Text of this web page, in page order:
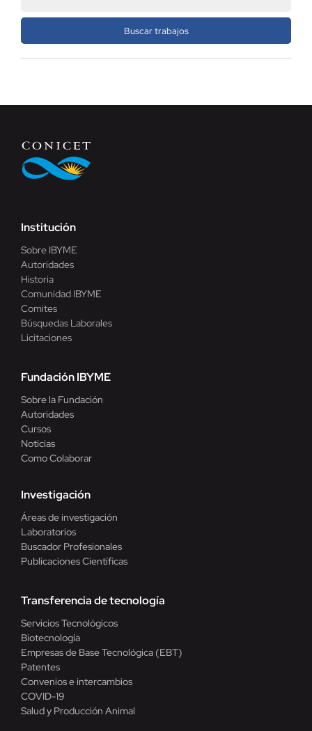
Institución
Sobre IBYME
Autoridades
Historia
Comunidad IBYME
Comites
Búsquedas Laborales
Licitaciones
Fundación IBYME
Sobre la Fundación
Autoridades
Cursos
Noticias
Como Colaborar
Investigación
Áreas de investigación
Laboratorios
Buscador Profesionales
Publicaciones Científicas
Transferencia de tecnología
Servicios Tecnológicos
Biotecnología
Empresas de Base Tecnológica (EBT)
Patentes
Convenios e intercambios
COVID-19
Salud y Producción Animal